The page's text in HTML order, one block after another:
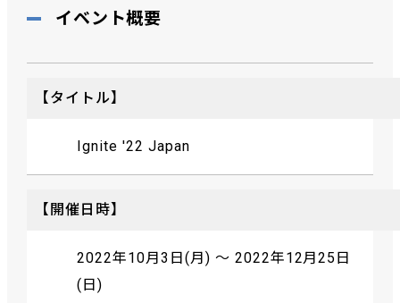
イベント概要
【タイトル】
Ignite '22 Japan
【開催日時】
2022年10月3日(月) ～ 2022年12月25日
(日)